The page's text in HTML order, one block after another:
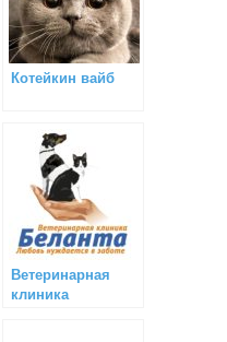
Котейкин вайб
Ветеринарная
клиника